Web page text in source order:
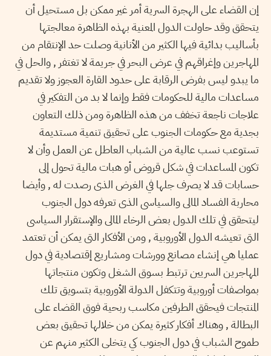
إن القضاء على الهجرة السرية أمر غير ممكن بل مستحيل أن
يتحقق وقد حاولت الدول المعنية بهذه الظاهرة معالجتها
بأساليب بدائية فيها الكثير من الأنانية وصلت حد الإنتقام من
المهاجرين وإغراقهم في عرض البحر في جريمة لا تغتفر , والحل في
ما يبدو ليس بفرض الرقابة على حدود القارة العجوز ولا تقديم
مساعدات مالية للحكومات فقط وإنما لا بد من التفكير في
علاجات ناجعة تخفف من هذه الظاهرة ومن ذلك التعاون
بجدية مع حكومات الجنوب على تحقيق تنمية مستديمة
تستوعب نسب عالية من الشباب العاطل عن العمل وأن لا
تكون المساعدات في شكل قروض أو هبات مالية تحول إلى
حسابات قد لا يصرف جلها في الغرض الذى رصدت له , وأيضا
محاربة الفساد المالى والسياسى الذى تعرفه دول الجنوب
ليتحقق في تلك الدول بعض الرخاء المالى والإستقرار السياسى
التى تعيشه الدول الأوروبية , ومن الأفكار التى يمكن أن تعتمد
عمليا هي إنشاء مصانع وورشات ومشاريع إقتصادية في دول
المهاجرين السريين ترتبط بسوق الشغل وتكون منتجاتها
بمواصفات أوروبية وتتكفل الدولة الأوروبية بتسويق تلك
المنتجات فيحقق الطرفين مكاسب ربحية فوق القضاء على
البطالة , وهناك أفكار كثيرة يمكن من خلالها تحقيق بعض
طموح الشباب في دول الجنوب كي يتخلى الكثير منهم عن